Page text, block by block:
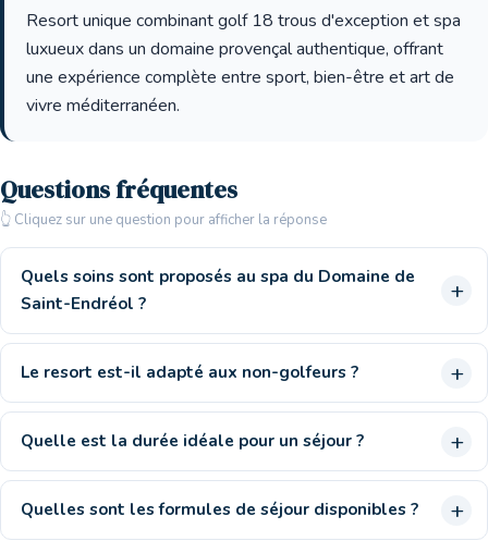
Resort unique combinant golf 18 trous d'exception et spa
luxueux dans un domaine provençal authentique, offrant
une expérience complète entre sport, bien-être et art de
vivre méditerranéen.
Questions fréquentes
👆 Cliquez sur une question pour afficher la réponse
Quels soins sont proposés au spa du Domaine de
Saint-Endréol ?
Le resort est-il adapté aux non-golfeurs ?
Quelle est la durée idéale pour un séjour ?
Quelles sont les formules de séjour disponibles ?